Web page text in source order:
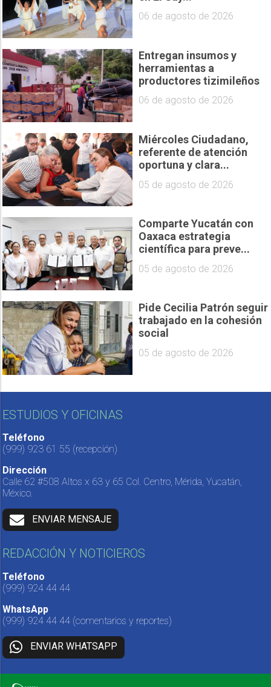
06 de agosto de 2026
Entregan insumos y
herramientas a
productores tizimileños
06 de agosto de 2026
Miércoles Ciudadano,
referente de atención
oportuna y clara...
05 de agosto de 2026
Comparte Yucatán con
Oaxaca estrategia
científica para preve...
05 de agosto de 2026
Pide Cecilia Patrón seguir
trabajado en la cohesión
social
05 de agosto de 2026
ESTUDIOS Y OFICINAS
Teléfono
(999) 923 61 55 (recepción)
Dirección
Calle 62 #508 Altos x 63 y 65 Col. Centro, Mérida, Yucatán,
México.
ENVIAR MENSAJE
REDACCIÓN Y NOTICIEROS
Teléfono
(999) 924 44 44
WhatsApp
(999) 924 44 44 (comentarios y reportes)
ENVIAR WHATSAPP